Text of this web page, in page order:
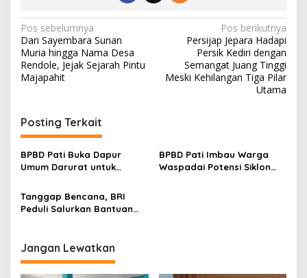
N
a
v
i
a
s
i
o
Pos sebelumnya
Dari Sayembara Sunan
Muria hingga Nama Desa
Rendole, Jejak Sejarah Pintu
Majapahit
Pos berikutnya
Persijap Jepara Hadapi
Persik Kediri dengan
Semangat Juang Tinggi
Meski Kehilangan Tiga Pilar
Utama
Posting Terkait
BPBD Pati Buka Dapur
Umum Darurat untuk
BPBD Pati Imbau Warga
Waspadai Potensi Siklon
Tanggap Bencana, BRI
Peduli Salurkan Bantuan
Jangan Lewatkan